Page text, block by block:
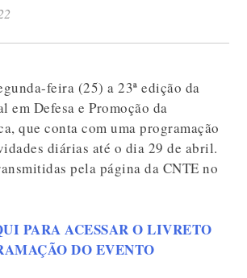
feira (25) a 23ª edição da
em Defesa e Promoção da
que conta com uma programação
diárias até o dia 29 de abril.
pela página da CNTE no
PARA ACESSAR O LIVRETO
DO EVENTO